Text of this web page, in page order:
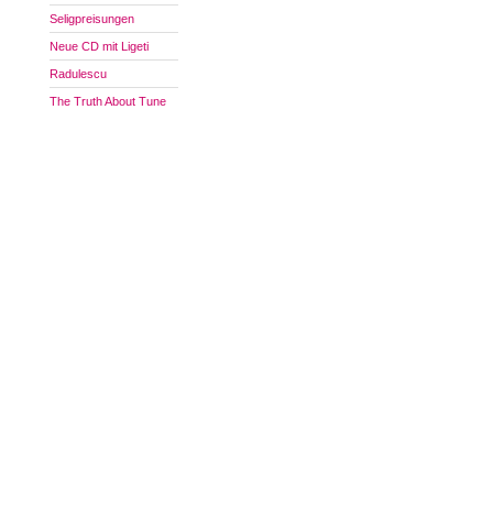
Seligpreisungen
Neue CD mit Ligeti
Radulescu
The Truth About Tune